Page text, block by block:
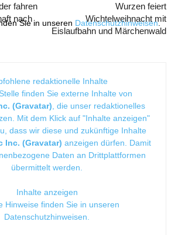
Sie in unseren Datenschutzhinweisen.
fahren
nach
Wurzen feiert
Wichtelweihnacht mit
Eislaufbahn und Märchenwald
redaktionelle Inhalte
finden Sie externe Inhalte von
(Gravatar) , die unser redaktionelles
Mit dem Klick auf "Inhalte anzeigen"
dass wir diese und zukünftige Inhalte
Inc. (Gravatar) anzeigen dürfen. Damit
Daten an Drittplattformen
übermittelt werden.
Inhalte anzeigen
Hinweise finden Sie in unseren
Datenschutzhinweisen